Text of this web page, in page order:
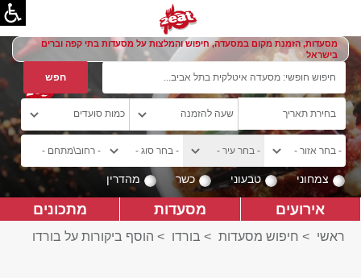
מסעדות, הזמנת מקום במסעדה, חיפוש והמלצות על מסעדות בתי קפה וברים
בישראל
צמחוני טבעוני כשר מהדרין
אירועים מסעדות מתכונים
ראשי > חיפוש מסעדות > בורדו > הוסף ביקורות על בורדו